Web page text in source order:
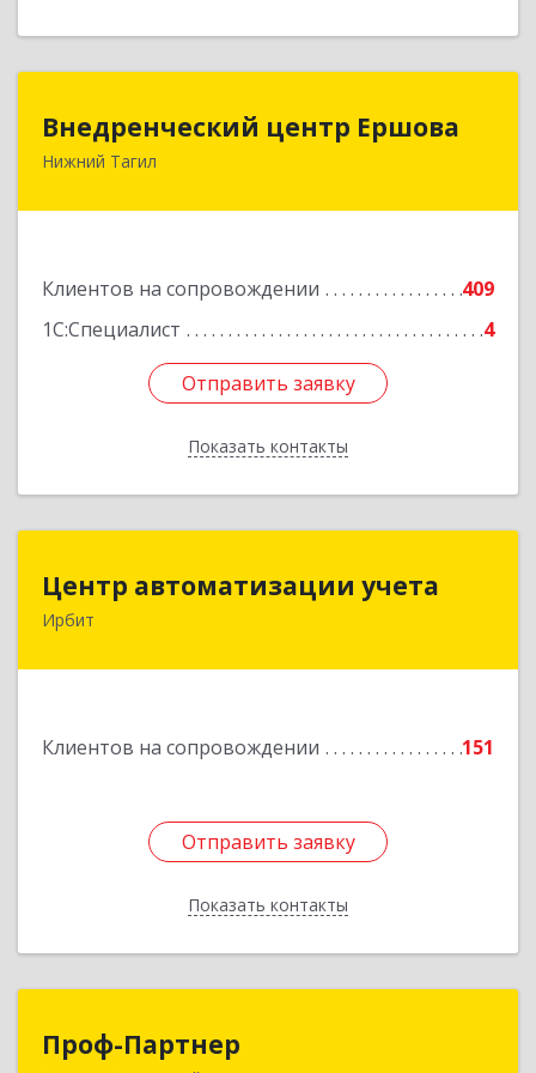
Внедренческий центр Ершова
Нижний Тагил
Клиентов на сопровождении
409
1С:Специалист
4
Отправить заявку
Показать контакты
Внедренческий центр Ершова
622030, Свердловская обл, Нижний Тагил г,
Отправить заявку
Назад
Центр автоматизации учета
Ирбит
Клиентов на сопровождении 151
Отправить заявку
Показать контакты
623854, Свердловская обл, Ирбит г, Маршала
Отправить заявку
Назад
Проф-Партнер